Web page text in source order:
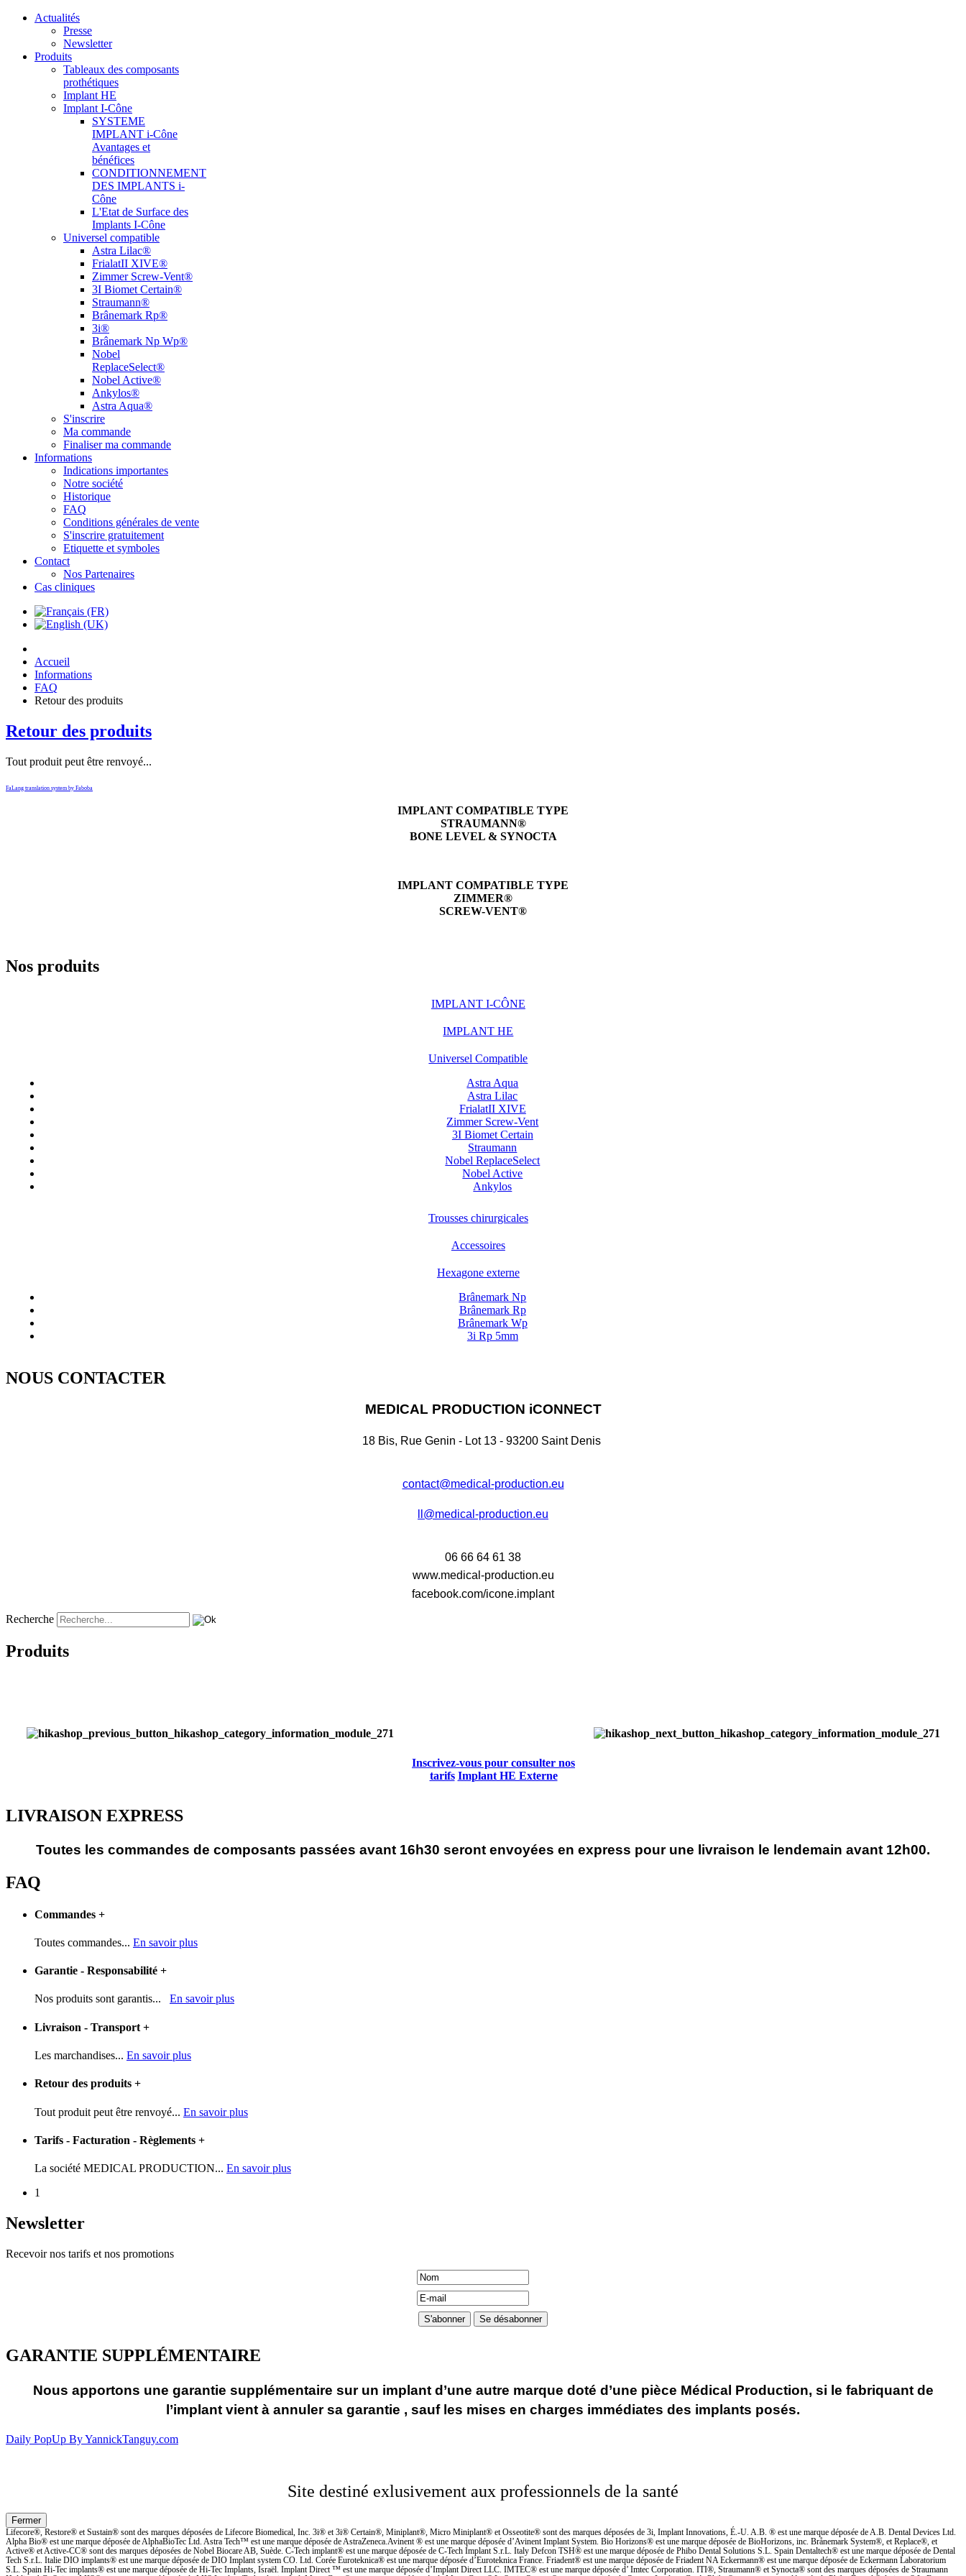
Actualités
Presse
Newsletter
Produits
Tableaux des composants
prothétiques
Implant HE
Implant I-Cône
SYSTEME
IMPLANT i-Cône
Avantages et
bénéfices
CONDITIONNEMENT
DES IMPLANTS i-
Cône
L'Etat de Surface des
Implants I-Cône
Universel compatible
Astra Lilac®
FrialatII XIVE®
Zimmer Screw-Vent®
3I Biomet Certain®
Straumann®
Brânemark Rp®
3i®
Brânemark Np Wp®
Nobel
ReplaceSelect®
Nobel Active®
Ankylos®
Astra Aqua®
S'inscrire
Ma commande
Finaliser ma commande
Informations
Indications importantes
Notre société
Historique
FAQ
Conditions générales de vente
S'inscrire gratuitement
Etiquette et symboles
Contact
Nos Partenaires
Cas cliniques
Accueil
Informations
FAQ
Retour des produits
Retour des produits
Tout produit peut être renvoyé...
FaLang translation system by Faboba
IMPLANT COMPATIBLE TYPE
STRAUMANN®
BONE LEVEL & SYNOCTA
IMPLANT COMPATIBLE TYPE
ZIMMER®
SCREW-VENT®
Nos produits
IMPLANT I-CÔNE
IMPLANT HE
Universel Compatible
Astra Aqua
Astra Lilac
FrialatII XIVE
Zimmer Screw-Vent
3I Biomet Certain
Straumann
Nobel ReplaceSelect
Nobel Active
Ankylos
Trousses chirurgicales
Accessoires
Hexagone externe
Brânemark Np
Brânemark Rp
Brânemark Wp
3i Rp 5mm
NOUS CONTACTER
MEDICAL PRODUCTION iCONNECT
18 Bis, Rue Genin - Lot 13 - 93200 Saint Denis
contact@medical-production.eu
ll@medical-production.eu
06 66 64 61 38
www.medical-production.eu
facebook.com/icone.implant
Recherche
Produits
Inscrivez-vous pour consulter nos
tarifs Implant HE Externe
LIVRAISON EXPRESS
Toutes les commandes de composants passées avant 16h30 seront envoyées en express pour une livraison le lendemain avant 12h00.
FAQ
Commandes +
Toutes commandes... En savoir plus
Garantie - Responsabilité +
Nos produits sont garantis... En savoir plus
Livraison - Transport +
Les marchandises... En savoir plus
Retour des produits +
Tout produit peut être renvoyé... En savoir plus
Tarifs - Facturation - Règlements +
La société MEDICAL PRODUCTION... En savoir plus
1
Newsletter
Recevoir nos tarifs et nos promotions
GARANTIE SUPPLÉMENTAIRE
Nous apportons une garantie supplémentaire sur un implant d’une autre marque doté d’une pièce Médical Production, si le fabriquant de
l’implant vient à annuler sa garantie , sauf les mises en charges immédiates des implants posés.
Daily PopUp By YannickTanguy.com
Site destiné exlusivement aux professionnels de la santé
Lifecore®, Restore® et Sustain® sont des marques déposées de Lifecore Biomedical, Inc. 3i® et 3i® Certain®, Miniplant®, Micro Miniplant® et Osseotite® sont des marques déposées de 3i, Implant Innovations, É.-U. A.B. ® est une marque déposée de A.B. Dental Devices Ltd.
Alpha Bio® est une marque déposée de AlphaBioTec Ltd. Astra Tech™ est une marque déposée de AstraZeneca.Avinent ® est une marque déposée d’Avinent Implant System. Bio Horizons® est une marque déposée de BioHorizons, inc. Brånemark System®, et Replace®, et
Active® et Active-CC® sont des marques déposées de Nobel Biocare AB, Suède. C-Tech implant® est une marque déposée de C-Tech Implant S.r.L. Italy Defcon TSH® est une marque déposée de Phibo Dental Solutions S.L. Spain Dentaltech® est une marque déposée de Dental
Tech S.r.L. Italie DIO implants® est une marque déposée de DIO Implant system CO. Ltd. Corée Euroteknica® est une marque déposée d’Euroteknica France. Friadent® est une marque déposée de Friadent NA Eckermann® est une marque déposée de Eckermann Laboratorium
S.L. Spain Hi-Tec implants® est une marque déposée de Hi-Tec Implants, Israël. Implant Direct ™ est une marque déposée d’Implant Direct LLC. IMTEC® est une marque déposée d’ Imtec Corporation. ITI®, Straumann® et Synocta® sont des marques déposées de Straumann